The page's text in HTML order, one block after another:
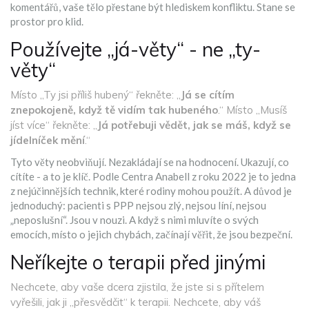
komentářů, vaše tělo přestane být hlediskem konfliktu. Stane se
prostor pro klid.
Používejte „já-věty“ - ne „ty-
věty“
Místo „Ty jsi příliš hubený“ řekněte: „ Já se cítím
znepokojeně, když tě vidím tak hubeného.“ Místo „Musíš
jíst více“ řekněte: „ Já potřebuji vědět, jak se máš, když se
jídelníček mění.“
Tyto věty neobviňují. Nezakládají se na hodnocení. Ukazují, co
cítíte - a to je klíč. Podle Centra Anabell z roku 2022 je to jedna
z nejúčinnějších technik, které rodiny mohou použít. A důvod je
jednoduchý: pacienti s PPP nejsou zlý, nejsou líní, nejsou
„neposlušní“. Jsou v nouzi. A když s nimi mluvíte o svých
emocích, místo o jejich chybách, začínají věřit, že jsou bezpeční.
Neříkejte o terapii před jinými
Nechcete, aby vaše dcera zjistila, že jste si s přítelem
vyřešili, jak ji „přesvědčit“ k terapii. Nechcete, aby váš